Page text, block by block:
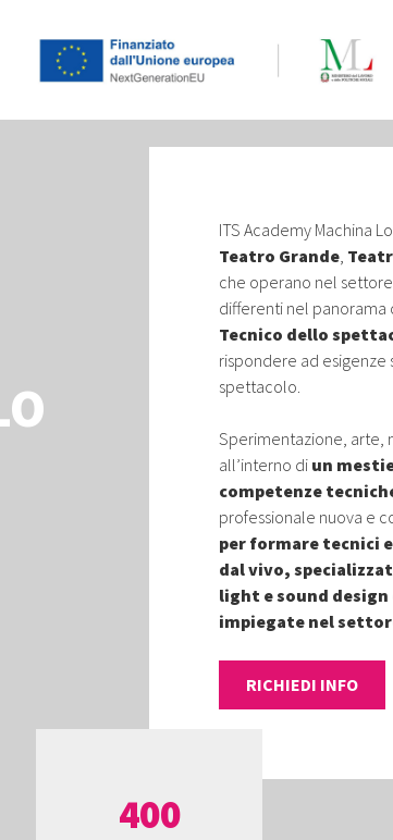
ITS Academy Machina
Teatro Grande
che operano nel
differenti nel
Tecnico dello
rispondere ad
spettacolo.
Sperimentazione, arte,
all’interno di un
competenze
professionale nuova e
per formare tecnici
dal vivo,
light e sound
impiegate nel
RICHIEDI INFO
400